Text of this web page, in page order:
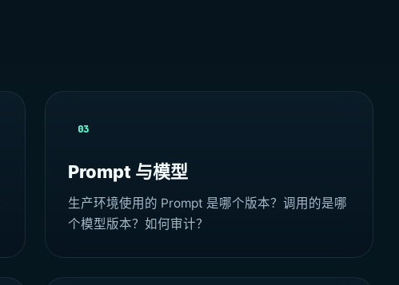
03
Prompt 与模型
生产环境使用的 Prompt 是哪个版本？调用的是哪
个模型版本？如何审计？